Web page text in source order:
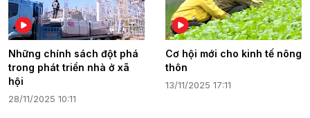
Những chính sách đột phá
trong phát triển nhà ở xã
hội
28/11/2025 10:11
Cơ hội mới cho kinh tế nông
thôn
13/11/2025 17:11